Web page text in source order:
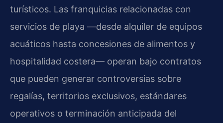
turísticos. Las franquicias relacionadas con
servicios de playa —desde alquiler de equipos
acuáticos hasta concesiones de alimentos y
hospitalidad costera— operan bajo contratos
que pueden generar controversias sobre
regalías, territorios exclusivos, estándares
operativos o terminación anticipada del